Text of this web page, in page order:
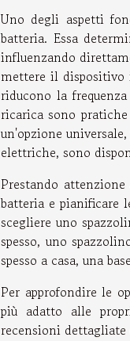
Uno degli aspetti
batteria. Essa
influenzando
mettere il dispositivo
riducono la
ricarica sono
un'opzione
elettriche, sono
Prestando
batteria e pianificare
scegliere uno
spesso, uno
spesso a casa, una
Per approfondire le
più adatto alle
recensioni